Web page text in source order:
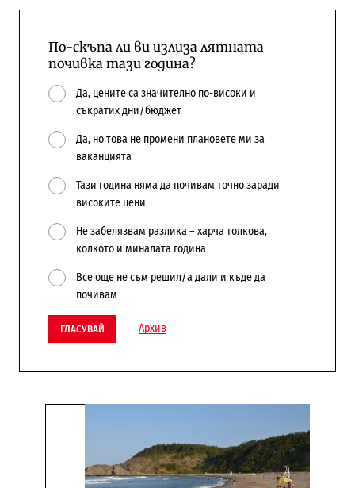
По-скъпа ли ви излиза лятната
почивка тази година?
Да, цените са значително по-високи и
съкратих дни/бюджет
Да, но това не промени плановете ми за
ваканцията
Тази година няма да почивам точно заради
високите цени
Не забелязвам разлика – харча толкова,
колкото и миналата година
Все още не съм решил/а дали и къде да
почивам
ГЛАСУВАЙ Архив